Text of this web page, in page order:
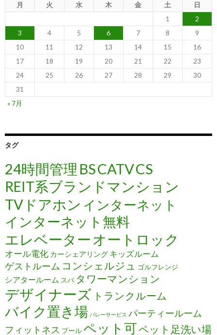
月 火 水 木 金 土
日
1
2
3
4 5 6 7 8
9
10
11 12 13 14 15
16
17
18 19 20 21 22
23
24
25 26 27 28 29
30
31
« 7月
タグ
24時間管理 BSCATVCS
REIT系ブランドマンション
TVドアホン インターネット
インターネット無料
エレベーター オートロック
オール電化 カーシェアリング キッズルーム
ゲストルーム コンシェルジュ ゴルフレンジ
シアタールーム スパ タワーマンション
デザイナーズ トランクルーム
バイク置き場 バレーサービス パーティールーム
フィットネス プールペット可ペット足洗い場